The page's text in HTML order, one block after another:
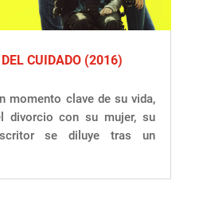
CUIDADO (2016)
clave de su vida,
divorcio con su mujer, su
se diluye tras un